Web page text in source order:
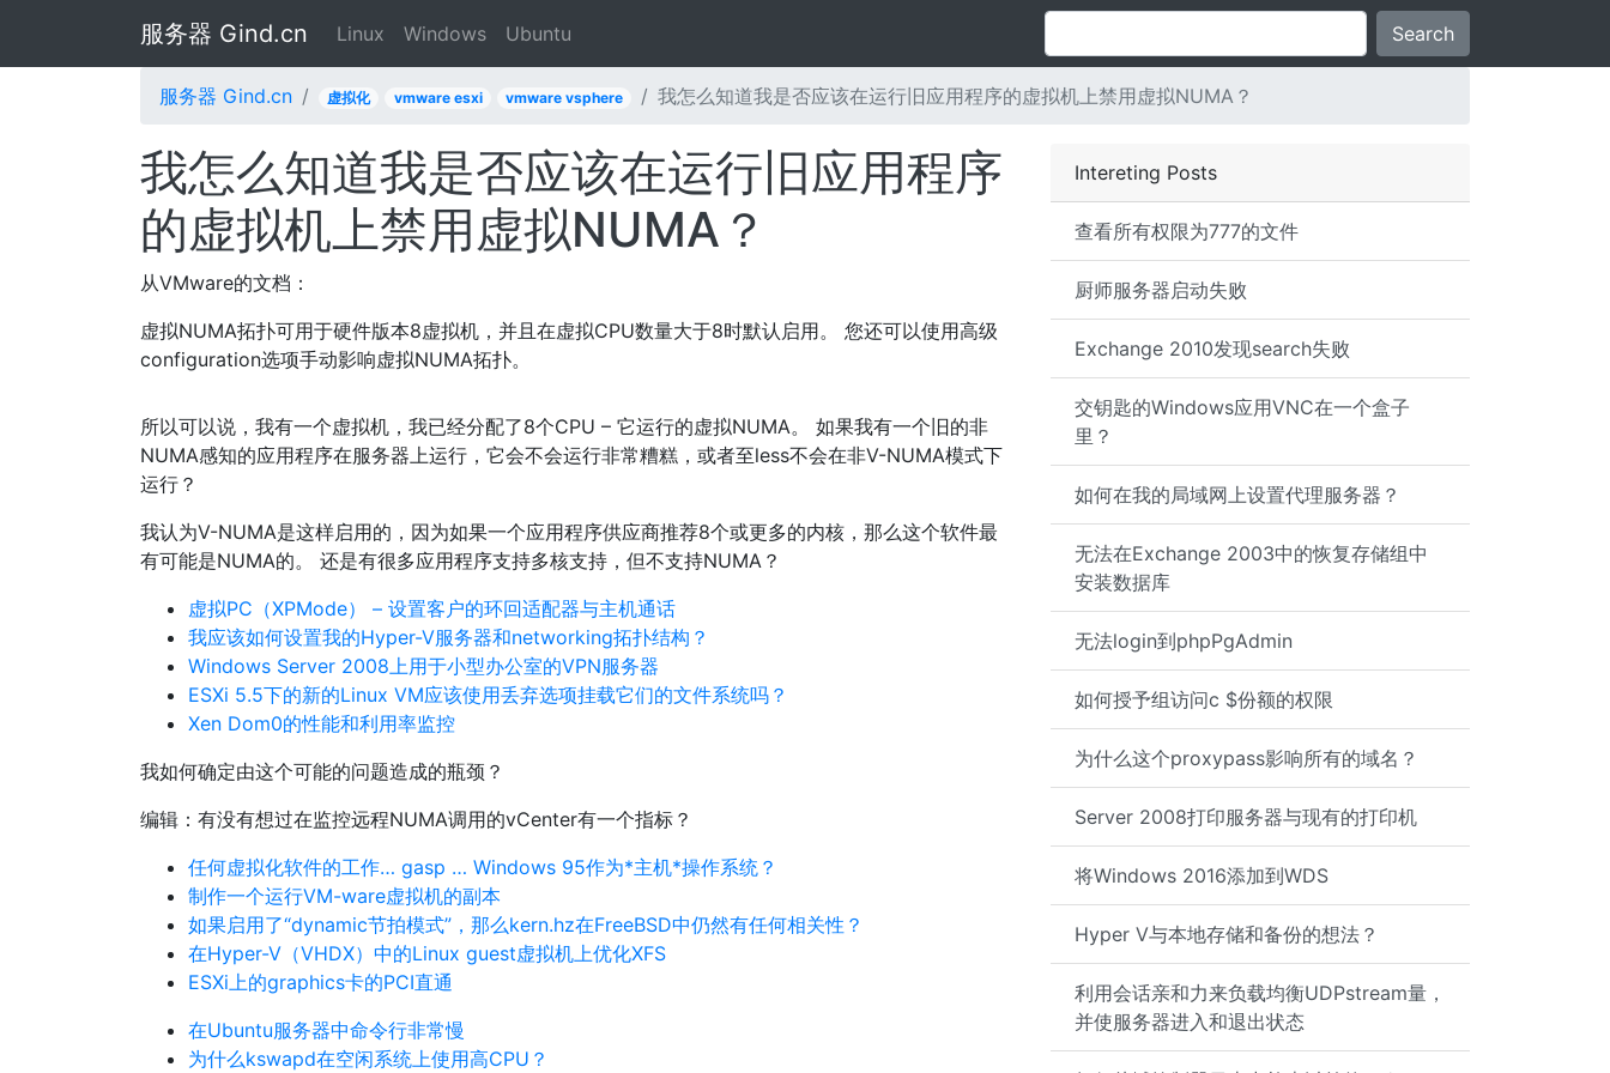
服务器 Gind.cn Linux Windows Ubuntu Search
服务器 Gind.cn 虚拟化 vmware esxi vmware vsphere 我怎么知道我是否应该在运行旧应用程序的虚拟机上禁用虚拟NUMA？
Intereting Posts
查看所有权限为777的文件
厨师服务器启动失败
Exchange 2010发现search失败
交钥匙的Windows应用VNC在一个盒子
里？
如何在我的局域网上设置代理服务器？
无法在Exchange 2003中的恢复存储组中
安装数据库
无法login到phpPgAdmin
如何授予组访问c $份额的权限
为什么这个proxypass影响所有的域名？
Server 2008打印服务器与现有的打印机
将Windows 2016添加到WDS
Hyper V与本地存储和备份的想法？
利用会话亲和力来负载均衡UDPstream量，
并使服务器进入和退出状态
我怎么知道我是否应该在运行旧应用程序
的虚拟机上禁用虚拟NUMA？
从VMware的文档：
虚拟NUMA拓扑可用于硬件版本8虚拟机，并且在虚拟CPU数量大于8时默认启用。 您还可以使用高级
configuration选项手动影响虚拟NUMA拓扑。
所以可以说，我有一个虚拟机，我已经分配了8个CPU – 它运行的虚拟NUMA。 如果我有一个旧的非
NUMA感知的应用程序在服务器上运行，它会不会运行非常糟糕，或者至less不会在非V-NUMA模式下
运行？
我认为V-NUMA是这样启用的，因为如果一个应用程序供应商推荐8个或更多的内核，那么这个软件最
有可能是NUMA的。 还是有很多应用程序支持多核支持，但不支持NUMA？
虚拟PC（XPMode） – 设置客户的环回适配器与主机通话
我应该如何设置我的Hyper-V服务器和networking拓扑结构？
Windows Server 2008上用于小型办公室的VPN服务器
ESXi 5.5下的新的Linux VM应该使用丢弃选项挂载它们的文件系统吗？
Xen Dom0的性能和利用率监控
我如何确定由这个可能的问题造成的瓶颈？
编辑：有没有想过在监控远程NUMA调用的vCenter有一个指标？
任何虚拟化软件的工作… gasp … Windows 95作为*主机*操作系统？
制作一个运行VM-ware虚拟机的副本
如果启用了“dynamic节拍模式”，那么kern.hz在FreeBSD中仍然有任何相关性？
在Hyper-V（VHDX）中的Linux guest虚拟机上优化XFS
ESXi上的graphics卡的PCI直通
在Ubuntu服务器中命令行非常慢
为什么kswapd在空闲系统上使用高CPU？